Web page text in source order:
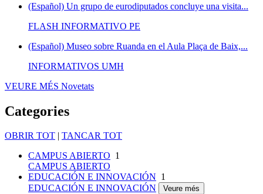
(Español) Un grupo de eurodiputados concluye una visita...
FLASH INFORMATIVO PE
(Español) Museo sobre Ruanda en el Aula Plaça de Baix,...
INFORMATIVOS UMH
VEURE MÉS Novetats
Categories
OBRIR TOT | TANCAR TOT
CAMPUS ABIERTO 1
CAMPUS ABIERTO
EDUCACIÓN E INNOVACIÓN 1
EDUCACIÓN E INNOVACIÓN
Veure més